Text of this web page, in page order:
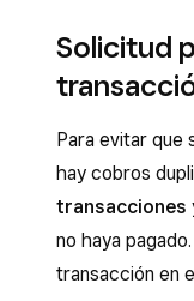
Solicitud
Para evitar que
hay cobros
transacciones
no haya
transacción en